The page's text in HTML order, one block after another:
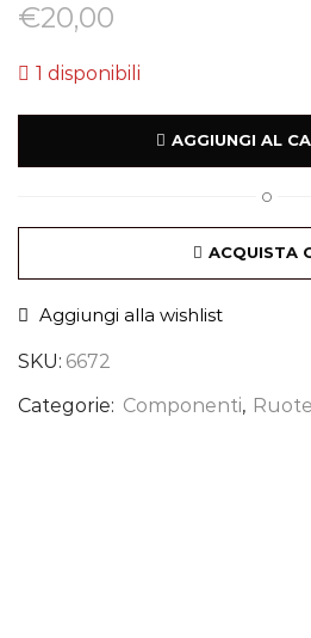
€20,00
1 disponibili
AGGIUNGI AL
O
ACQUISTA
Aggiungi alla wishlist
SKU: 6672
Categorie: Componenti,